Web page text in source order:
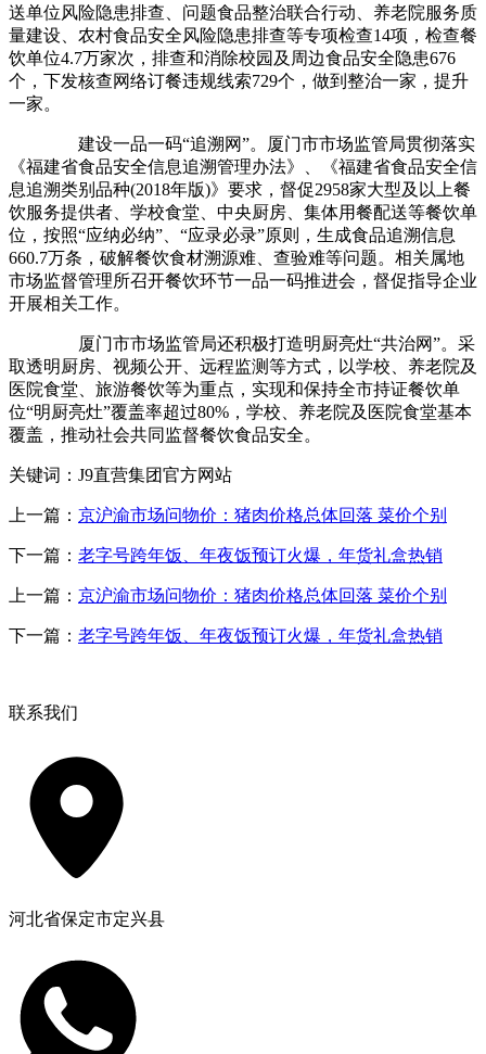
送单位风险隐患排查、问题食品整治联合行动、养老院服务质
量建设、农村食品安全风险隐患排查等专项检查14项，检查餐
饮单位4.7万家次，排查和消除校园及周边食品安全隐患676
个，下发核查网络订餐违规线索729个，做到整治一家，提升
一家。
建设一品一码“追溯网”。厦门市市场监管局贯彻落实
《福建省食品安全信息追溯管理办法》、《福建省食品安全信
息追溯类别品种(2018年版)》要求，督促2958家大型及以上餐
饮服务提供者、学校食堂、中央厨房、集体用餐配送等餐饮单
位，按照“应纳必纳”、“应录必录”原则，生成食品追溯信息
660.7万条，破解餐饮食材溯源难、查验难等问题。相关属地
市场监督管理所召开餐饮环节一品一码推进会，督促指导企业
开展相关工作。
厦门市市场监管局还积极打造明厨亮灶“共治网”。采
取透明厨房、视频公开、远程监测等方式，以学校、养老院及
医院食堂、旅游餐饮等为重点，实现和保持全市持证餐饮单
位“明厨亮灶”覆盖率超过80%，学校、养老院及医院食堂基本
覆盖，推动社会共同监督餐饮食品安全。
关键词：J9直营集团官方网站
上一篇： 京沪渝市场问物价：猪肉价格总体回落 菜价个别
下一篇： 老字号跨年饭、年夜饭预订火爆，年货礼盒热销
上一篇： 京沪渝市场问物价：猪肉价格总体回落 菜价个别
下一篇： 老字号跨年饭、年夜饭预订火爆，年货礼盒热销
联系我们
河北省保定市定兴县